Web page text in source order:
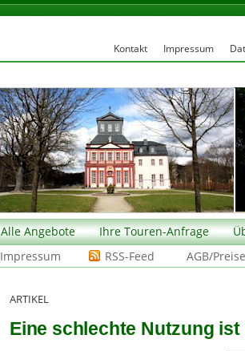
Alle Angebote Ihre Touren-Anfrage
Impressum RSS-Feed AGB/Preise
ARTIKEL
Eine schlechte Nutzung
Kontakt Impressum